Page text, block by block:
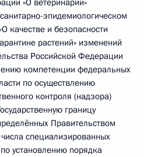
«О ветеринарии»
эпидемиологическом
качестве и безопасности
растений» изменений
Российской Федерации
компетенции федеральных
по осуществлению
контроля (надзора)
границу
Правительством
специализированных
установлению порядка